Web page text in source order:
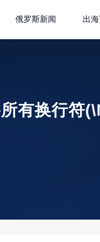
俄罗斯新闻 出
有换行符